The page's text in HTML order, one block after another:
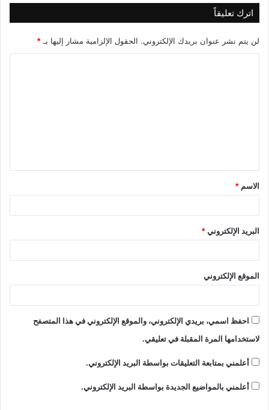
اترك تعليقاً
لن يتم نشر عنوان بريدك الإلكتروني. الحقول الإلزامية مشار إليها بـ*
الاسم *
البريد الإلكتروني*
الموقع الإلكتروني
احفظ اسمي، بريدي الإلكتروني، والموقع الإلكتروني في هذا المتصفح
لاستخدامها المرة المقبلة في تعليقي.
أعلمني بمتابعة التعليقات بواسطة البريد الإلكتروني.
أعلمني بالمواضيع الجديدة بواسطة البريد الإلكتروني.